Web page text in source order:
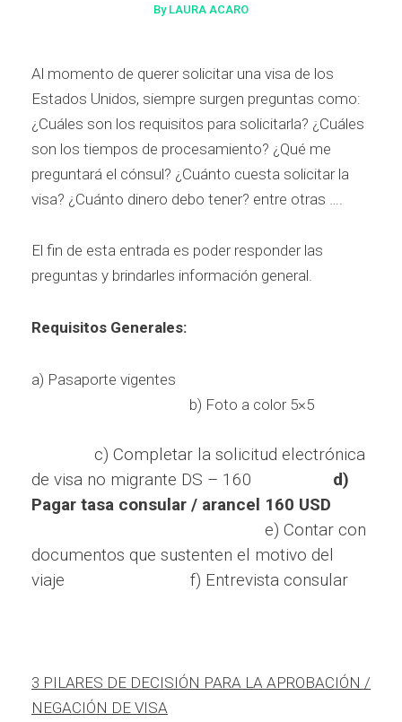
By LAURA ACARO
Al momento de querer solicitar una visa de los
Estados Unidos, siempre surgen preguntas como:
¿Cuáles son los requisitos para solicitarla? ¿Cuáles
son los tiempos de procesamiento? ¿Qué me
preguntará el cónsul? ¿Cuánto cuesta solicitar la
visa? ¿Cuánto dinero debo tener? entre otras ….
El fin de esta entrada es poder responder las
preguntas y brindarles información general.
Requisitos Generales:
a) Pasaporte vigentes
b) Foto a color 5×5
c) Completar la solicitud electrónica
de visa no migrante DS – 160 d)
Pagar tasa consular / arancel 160 USD
e) Contar con
documentos que sustenten el motivo del
viaje f) Entrevista consular
3 PILARES DE DECISIÓN PARA LA APROBACIÓN /
NEGACIÓN DE VISA